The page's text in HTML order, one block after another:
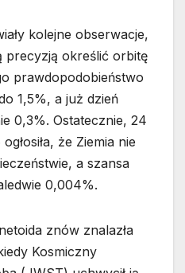
kolejne obserwacje,
precyzją określić orbitę
prawdopodobieństwo
1,5%, a już dzień
0,3%. Ostatecznie, 24
że Ziemia nie
a szansa
0,004%.
znów znalazła
Kosmiczny